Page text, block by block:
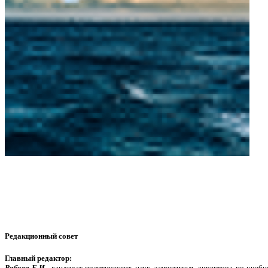
Редакционный совет
Главный редактор: